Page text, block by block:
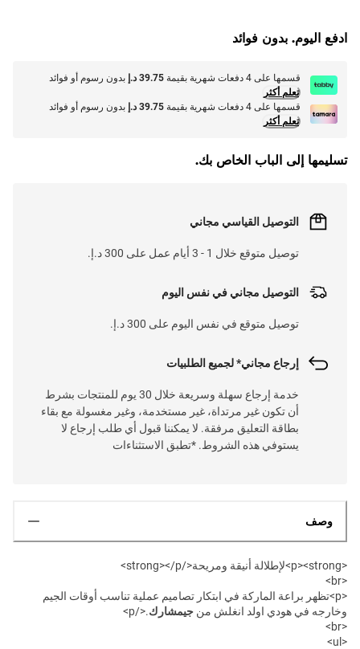
ادفع اليوم. بدون فوائد
قسمها على 4 دفعات شهرية بقيمة 39.75 د.إ
بدون رسوم أو فوائد
تعلم أكثر
قسمها على 4 دفعات شهرية بقيمة
39.75 د.إ
بدون رسوم أو فوائد
تعلم أكثر
تسليمها إلى الباب الخاص بك.
التوصيل القياسي مجاني
توصيل متوقع خلال 1 - 3 أيام عمل على 300 د.إ.
التوصيل مجاني في نفس اليوم
توصيل متوقع في نفس اليوم على 300 د.إ.
إرجاع مجاني* لجميع الطلبيات
خدمة إرجاع سهلة وسريعة خلال 30 يوم للمنتجات بشرط
أن تكون غير مرتداة، غير مستخدمة، وغير مغسولة مع بقاء
بطاقة التعليق مرفقة. لا يمكننا قبول أي طلب إرجاع لا
يستوفي هذه الشروط. *تطبق الاستثناءات
وصف
<p><strong>لإطلالة أنيقة ومريحة</strong></p>
<br>
<p>تظهر براعة الماركة في ابتكار تصاميم عملية تناسب أوقات الجيم
وخارجه في هودي اولد انغلش من جيمشارك.</p>
<br>
<ul>